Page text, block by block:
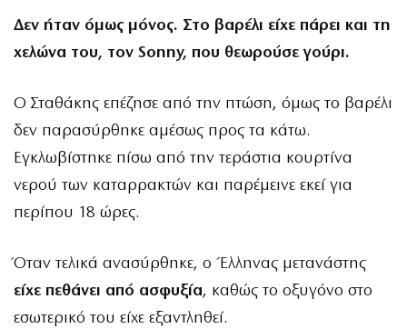
Δεν ήταν όμως μόνος. Στο βαρέλι είχε πάρει και τη
χελώνα του, τον Sonny, που θεωρούσε γούρι.
Ο Σταθάκης επέζησε από την πτώση, όμως το βαρέλι
δεν παρασύρθηκε αμέσως προς τα κάτω.
Εγκλωβίστηκε πίσω από την τεράστια κουρτίνα
νερού των καταρρακτών και παρέμεινε εκεί για
περίπου 18 ώρες.
Όταν τελικά ανασύρθηκε, ο Έλληνας μετανάστης
είχε πεθάνει από ασφυξία, καθώς το οξυγόνο στο
εσωτερικό του είχε εξαντληθεί.